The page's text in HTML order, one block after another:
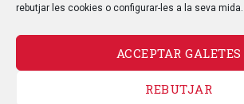
rebutjar les cookies o configurar-les a la seva mida.
ACCEPTAR GALETES
REBUTJAR
POLÍTICA DE PRIVACITAT